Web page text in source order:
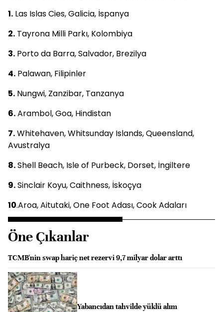
1. Las Islas Cies, Galicia, İspanya
2. Tayrona Milli Parkı, Kolombiya
3. Porto da Barra, Salvador, Brezilya
4. Palawan, Filipinler
5. Nungwi, Zanzibar, Tanzanya
6.Arambol, Goa, Hindistan
7.Whitehaven, Whitsunday Islands, Queensland,
Avustralya
8.Shell Beach, Isle of Purbeck, Dorset, İngiltere
9.Sinclair Koyu, Caithness, İskoçya
10.Aroa, Aitutaki, One Foot Adası, Cook Adaları
Öne Çıkanlar
TCMB'nin swap hariç net rezervi 9,7 milyar dolar arttı
Yabancıdan tahvilde yüklü alım